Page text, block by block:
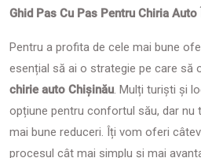
Ghid Pas Cu Pas Pentru Chiria
Pentru a profita de cele mai bune
esențial să ai o strategie pe care să
chirie auto Chișinău. Mulți turiști și
opțiune pentru confortul său, dar
mai bune reduceri. Îți vom oferi
procesul cât mai simplu și mai